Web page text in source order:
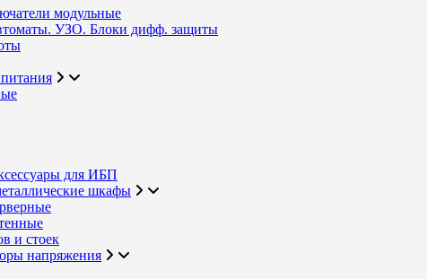
модульные
УЗО. Блоки дифф. защиты
для ИБП
шкафы
и стоек
напряжения